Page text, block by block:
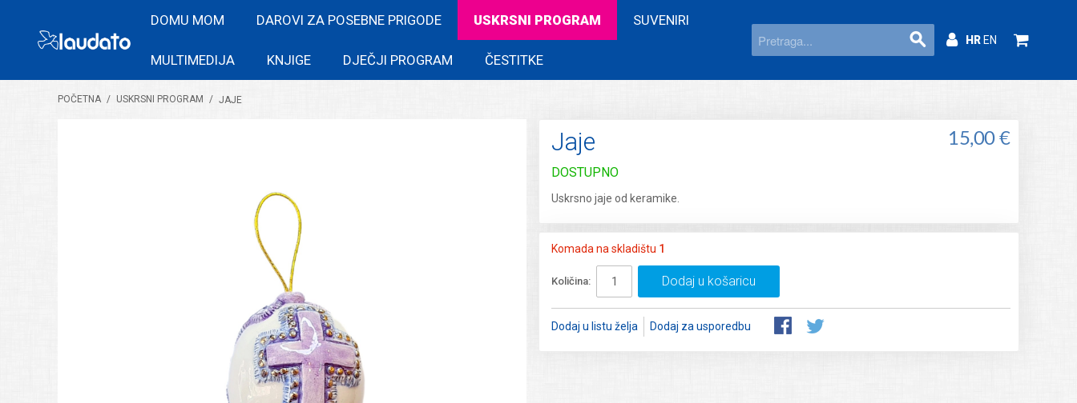
DOMU MOM DAROVI ZA POSEBNE PRIGODE USKRSNI PROGRAM SUVENIRI
MULTIMEDIJA KNJIGE DJEČJI PROGRAM ČESTITKE
HREN
POČETNA / USKRSNI PROGRAM / JAJE
Jaje 15,00 €
DOSTUPNO
Uskrsno jaje od keramike.
Komada na skladištu 1
Količina: Dodaj u košaricu
Dodaj u listu želja Dodaj za usporedbu